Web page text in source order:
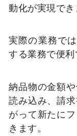
動化が実現でき
実際の業務で
する業務で便利
納品物の金額
読み込み、請
がって新たに
きます。